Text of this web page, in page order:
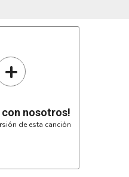
yo
E
mi corazón
fueras vos,
que me quedo
yo
+
con nosotros!
de esta canción